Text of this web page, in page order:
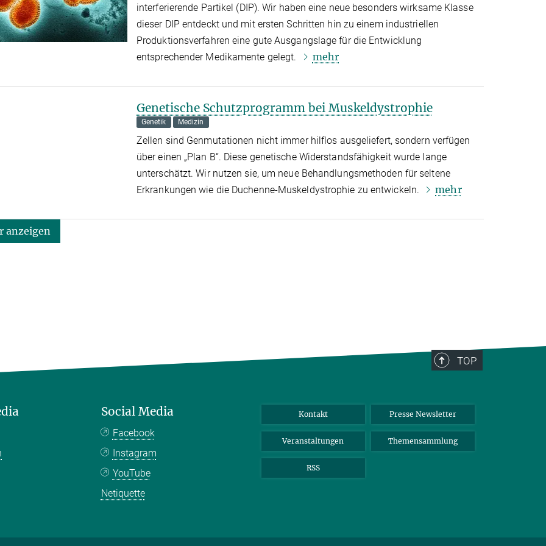
interferierende Partikel (DIP). Wir haben eine neue besonders wirksame Klasse
dieser DIP entdeckt und mit ersten Schritten hin zu einem industriellen
Produktionsverfahren eine gute Ausgangslage für die Entwicklung
entsprechender Medikamente gelegt.
mehr
Genetische Schutzprogramm bei Muskeldystrophie
Genetik Medizin
Zellen sind Genmutationen nicht immer hilflos ausgeliefert, sondern verfügen
über einen „Plan B“. Diese genetische Widerstandsfähigkeit wurde lange
unterschätzt. Wir nutzen sie, um neue Behandlungsmethoden für seltene
Erkrankungen wie die Duchenne-Muskeldystrophie zu entwickeln.
mehr
anzeigen
TOP
Social Media
Facebook
Instagram
YouTube
Netiquette
Kontakt Presse Newsletter
Veranstaltungen Themensammlung
RSS